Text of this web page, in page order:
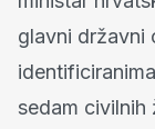
glavni državni
sedam civilnih